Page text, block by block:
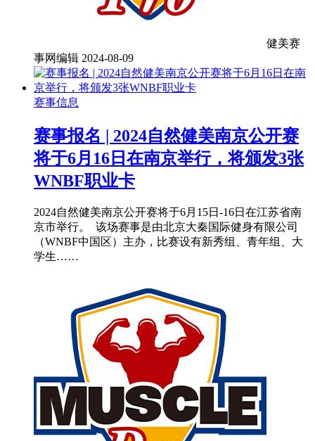
健美赛
事网编辑 2024-08-09
赛事信息
赛事报名 | 2024自然健美南京公开赛
将于6月16日在南京举行，将颁发3张
WNBF职业卡
2024自然健美南京公开赛将于6月15日-16日在江苏省南
京市举行。 该场赛事是由北京大秦国际健身有限公司
（WNBF中国区）主办，比赛设有新秀组、青年组、大
学生……